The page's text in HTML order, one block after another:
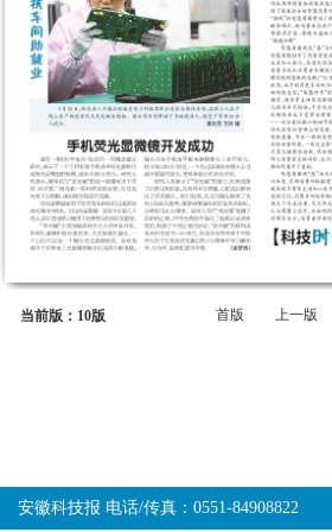
当前版：10版 首版 上一版
安徽科技报 电话/传真：0551-84908822